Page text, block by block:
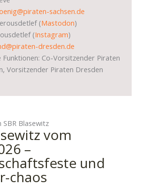
sachsen.de
(Mastodon)
(Instagram)
dresden.de
Funktionen: Co-Vorsitzender Piraten
Vorsitzender Piraten Dresden
Blasewitz
vom
–
und
chaos